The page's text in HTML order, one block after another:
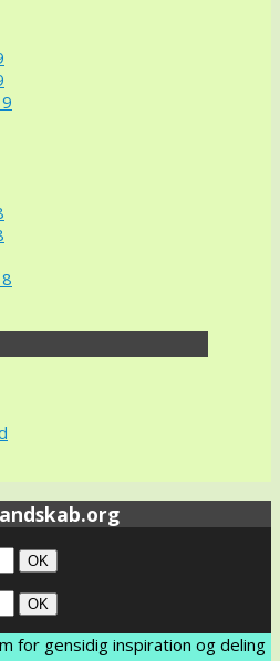
Søg
OK
Søg
OK
for gensidig inspiration og deling